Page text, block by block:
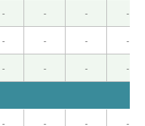
男人改姓氏，周边的
女人是出身名门家
象男人会改姓氏
真的吓了一跳。谢谢
- - - -
- - - -
- - - -
- - - -